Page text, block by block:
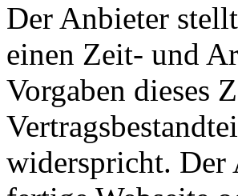
Der Anbieter
einen Zeit- und
Vorgaben dieses
widerspricht. Der